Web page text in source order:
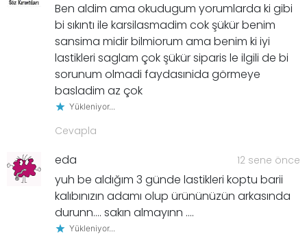
Ben aldim ama okudugum yorumlarda ki gibi
bi sıkıntı ile karsilasmadim cok şükür benim
sansima midir bilmiorum ama benim ki iyi
lastikleri saglam çok şükür siparis le ilgili de bi
sorunum olmadi faydasınida görmeye
basladim az çok
Yükleniyor...
Cevapla
eda 12 sene önce
yuh be aldığım 3 günde lastikleri koptu barii
kalıbınızın adamı olup ürününüzün arkasında
durunn…. sakın almayınn ….
Yükleniyor...